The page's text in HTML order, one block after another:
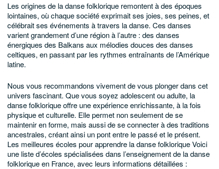
Les origines de la danse folklorique remontent à des époques
lointaines, où chaque société exprimait ses joies, ses peines, et
célébrait ses événements à travers la danse. Ces danses
varient grandement d’une région à l’autre : des danses
énergiques des Balkans aux mélodies douces des danses
celtiques, en passant par les rythmes entraînants de l’Amérique
latine.
Nous vous recommandons vivement de vous plonger dans cet
univers fascinant. Que vous soyez adolescent ou adulte, la
danse folklorique offre une expérience enrichissante, à la fois
physique et culturelle. Elle permet non seulement de se
maintenir en forme, mais aussi de se connecter à des traditions
ancestrales, créant ainsi un pont entre le passé et le présent.
Les meilleures écoles pour apprendre la danse folkloriqueVoici
une liste d’écoles spécialisées dans l’enseignement de la danse
folklorique en France, avec leurs informations détaillées :